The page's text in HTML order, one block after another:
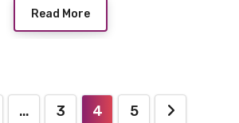
Read More
… 3 4 5